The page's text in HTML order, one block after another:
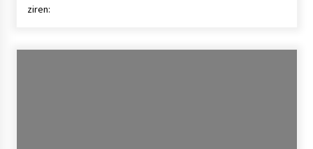
ziren: